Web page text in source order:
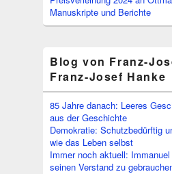
Manuskripte und Berichte
Blog von Franz-
Franz-Josef Hanke
85 Jahre danach: Leeres
aus der Geschichte
Demokratie: Schutzbedürftig
wie das Leben selbst
Immer noch aktuell:
seinen Verstand zu